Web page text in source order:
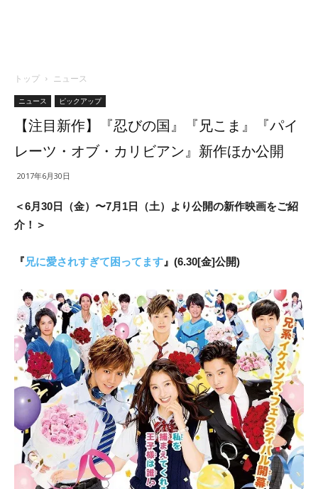
トップ ニュース
ニュース ピックアップ
【注目新作】『忍びの国』『兄こま』『パイ
レーツ・オブ・カリビアン』新作ほか公開
2017年6月30日
＜6月30日（金）〜7月1日（土）より公開の新作映画をご紹
介！＞
『 兄に愛されすぎて困ってます 』(6.30[金]公開)